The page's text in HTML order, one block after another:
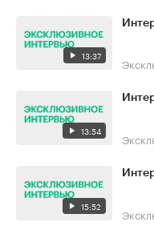
13:37
13:54
15:52